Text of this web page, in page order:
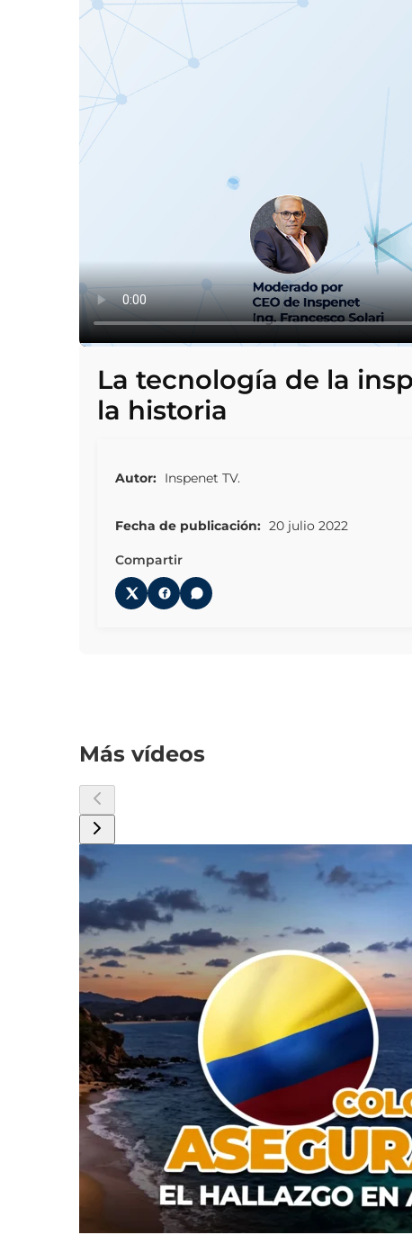
La tecnología de la
la historia
Autor: Inspenet TV.
Fecha de publicación: 20 julio 2022
Compartir
Más vídeos